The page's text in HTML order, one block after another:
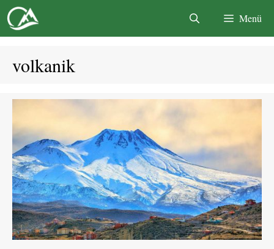
İçeriğe
atla
Menü
volkanik